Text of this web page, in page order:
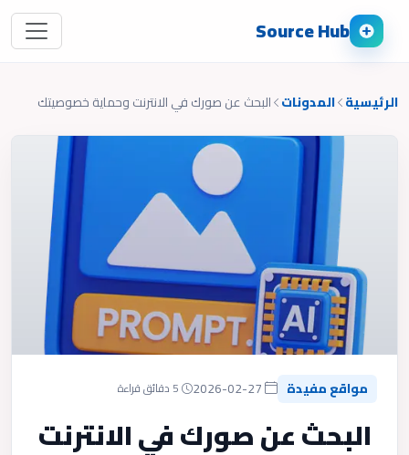
Source Hub
الرئيسية المدونات البحث عن صورك في الانترنت وحماية خصوصيتك
مواقع مفيدة
البحث عن صورك في الانترنت